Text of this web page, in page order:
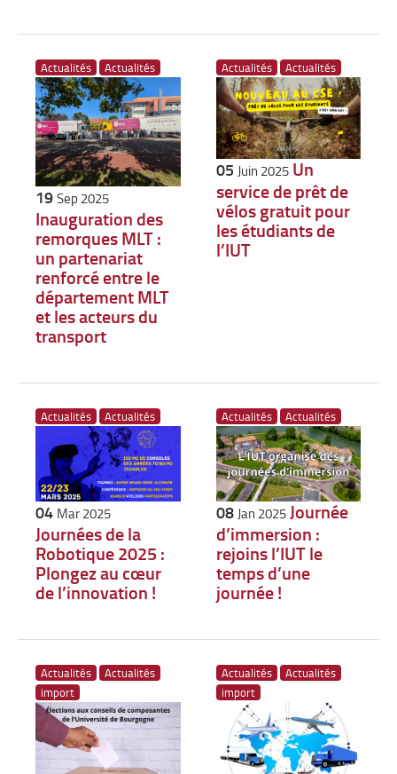
Actualités Actualités
19Sep 2025
Inauguration des
remorques MLT :
un partenariat
renforcé entre le
département MLT
et les acteurs du
transport
Actualités Actualités
05 Juin 2025 Un
service de prêt de
vélos gratuit pour
les étudiants de
l’IUT
Actualités Actualités
04 Mar 2025
Journées de la
Robotique 2025 :
Plongez au cœur
de l’innovation !
Actualités Actualités
08Jan 2025 Journée
d’immersion :
rejoins l’IUT le
temps d’une
journée !
Actualités
Actualités
import
Actualités
Actualités
import